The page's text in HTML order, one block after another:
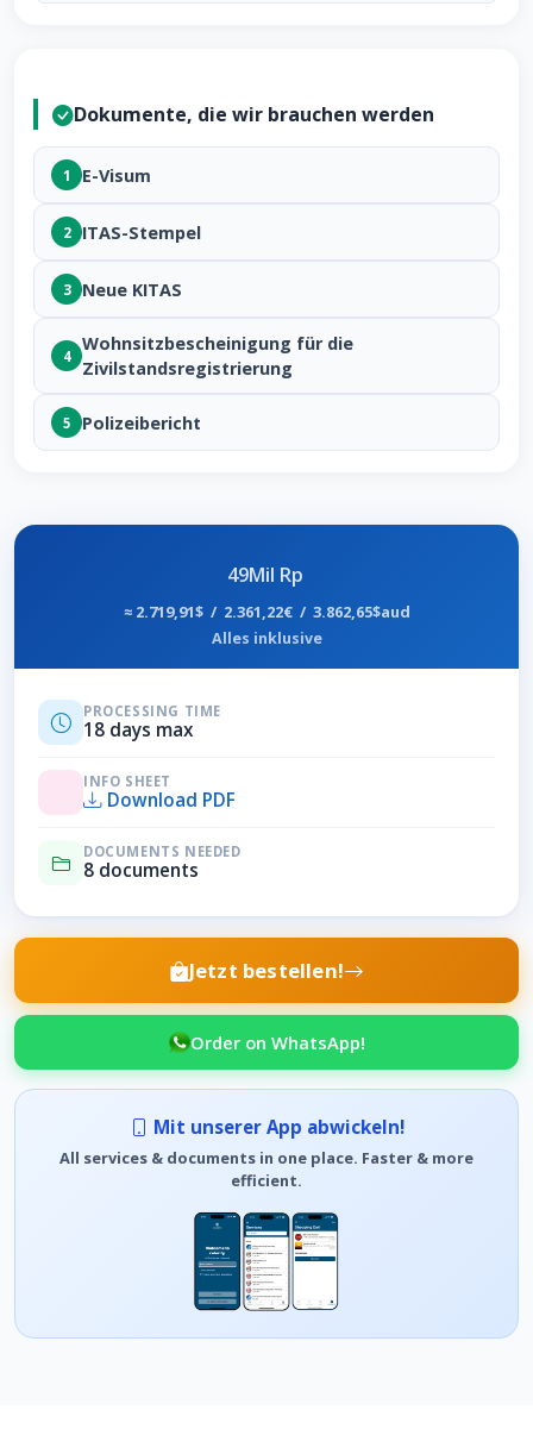
Dokumente, die wir brauchen werden
1 E-Visum
2 ITAS-Stempel
3 Neue KITAS
4
Wohnsitzbescheinigung für die
Zivilstandsregistrierung
5 Polizeibericht
49Mil Rp
≈ 2.719,91$ / 2.361,22€ / 3.862,65$aud
Alles inklusive
PROCESSING TIME
18 days max
INFO SHEET
Download PDF
DOCUMENTS NEEDED
8 documents
Jetzt bestellen!
Order on WhatsApp!
Mit unserer App abwickeln!
All services & documents in one place. Faster & more
efficient.